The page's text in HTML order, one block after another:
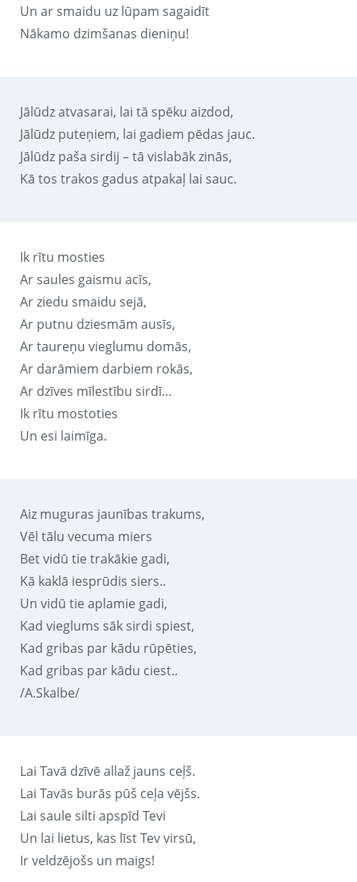
Un ar smaidu uz lūpam sagaidīt
Nākamo dzimšanas dieniņu!
Jālūdz atvasarai, lai tā spēku aizdod,
Jālūdz puteņiem, lai gadiem pēdas jauc.
Jālūdz paša sirdij – tā vislabāk zinās,
Kā tos trakos gadus atpakaļ lai sauc.
Ik rītu mosties
Ar saules gaismu acīs,
Ar ziedu smaidu sejā,
Ar putnu dziesmām ausīs,
Ar taureņu vieglumu domās,
Ar darāmiem darbiem rokās,
Ar dzīves mīlestību sirdī…
Ik rītu mostoties
Un esi laimīga.
Aiz muguras jaunības trakums,
Vēl tālu vecuma miers
Bet vidū tie trakākie gadi,
Kā kaklā iesprūdis siers..
Un vidū tie aplamie gadi,
Kad vieglums sāk sirdi spiest,
Kad gribas par kādu rūpēties,
Kad gribas par kādu ciest..
/A.Skalbe/
Lai Tavā dzīvē allaž jauns ceļš.
Lai Tavās burās pūš ceļa vējšs.
Lai saule silti apspīd Tevi
Un lai lietus, kas līst Tev virsū,
Ir veldzējošs un maigs!